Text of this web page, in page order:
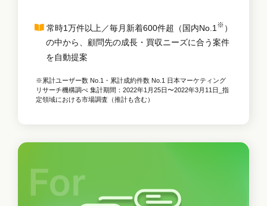
常時1万件以上／毎月新着600件超（国内No.1 ※ ）
の中から、顧問先の成長・買収ニーズに合う案件
を自動提案
※累計ユーザー数 No.1・累計成約件数 No.1 日本マーケティング
リサーチ機構調べ 集計期間：2022年1月25日〜2022年3月11日_指
定領域における市場調査（推計も含む）